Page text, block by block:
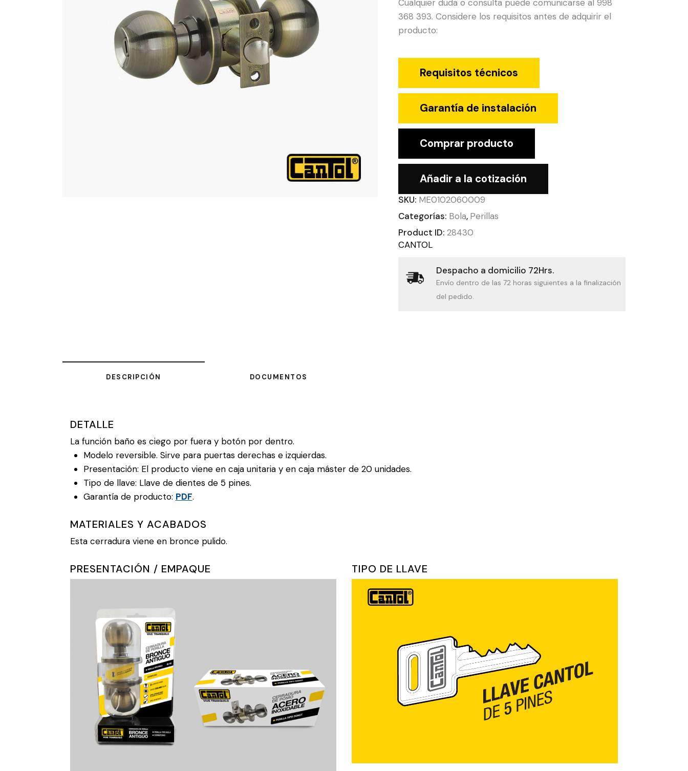
Cualquier duda o consulta puede comunicarse al 998
368 393. Considere los requisitos antes de adquirir el
producto:
Requisitos técnicos
Garantía de instalación
Comprar producto
Añadir a la cotización
SKU: ME0102060009
Categorías: Bola, Perillas
Product ID: 28430
CANTOL
Despacho a domicilio 72Hrs.
Envío dentro de las 72 horas siguientes a la finalización
del pedido.
DESCRIPCIÓN DOCUMENTOS
DETALLE
La función baño es ciego por fuera y botón por dentro.
Modelo reversible. Sirve para puertas derechas e izquierdas.
Presentación: El producto viene en caja unitaria y en caja máster de 20 unidades.
Tipo de llave: Llave de dientes de 5 pines.
Garantía de producto: PDF.
MATERIALES Y ACABADOS
Esta cerradura viene en bronce pulido.
PRESENTACIÓN / EMPAQUE TIPO DE LLAVE